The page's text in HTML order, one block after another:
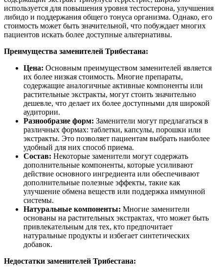
используется для повышения уровня тестостерона, улучшения
либидо и поддержания общего тонуса организма. Однако, его
стоимость может быть значительной, что побуждает многих
пациентов искать более доступные альтернативы.
Преимущества заменителей Трибестана:
Цена: Основным преимуществом заменителей является
их более низкая стоимость. Многие препараты,
содержащие аналогичные активные компоненты или
растительные экстракты, могут стоить значительно
дешевле, что делает их более доступными для широкой
аудитории.
Разнообразие форм: Заменители могут предлагаться в
различных формах: таблетки, капсулы, порошки или
экстракты. Это позволяет пациентам выбрать наиболее
удобный для них способ приема.
Состав: Некоторые заменители могут содержать
дополнительные компоненты, которые усиливают
действие основного ингредиента или обеспечивают
дополнительные полезные эффекты, такие как
улучшение обмена веществ или поддержка иммунной
системы.
Натуральные компоненты: Многие заменители
основаны на растительных экстрактах, что может быть
привлекательным для тех, кто предпочитает
натуральные продукты и избегает синтетических
добавок.
Недостатки заменителей Трибестана: